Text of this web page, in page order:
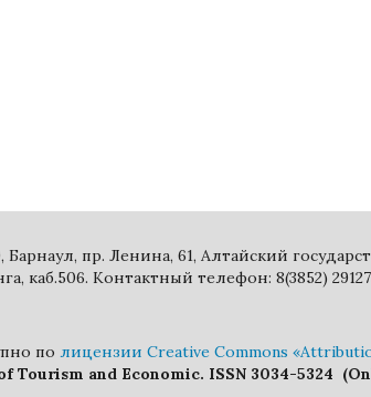
Барнаул, пр. Ленина, 61, Алтайский
каб.506. Контактный телефон: 8(3852)
по лицензии Creative Commons
Tourism and Economic. ISSN 3034-5324